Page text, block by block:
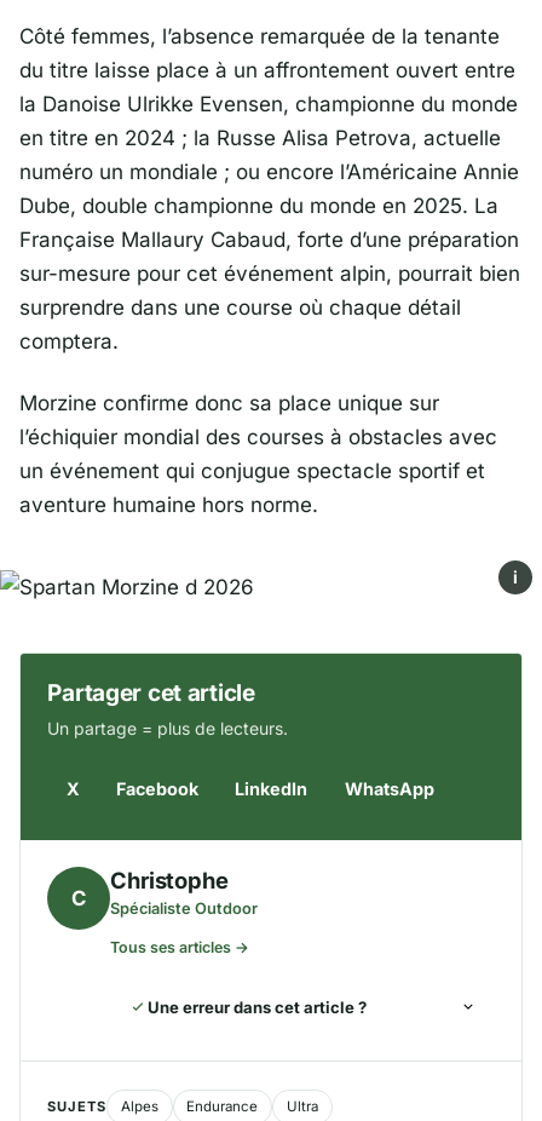
Côté femmes, l’absence remarquée de la tenante
du titre laisse place à un affrontement ouvert entre
la Danoise Ulrikke Evensen, championne du monde
en titre en 2024 ; la Russe Alisa Petrova, actuelle
numéro un mondiale ; ou encore l’Américaine Annie
Dube, double championne du monde en 2025. La
Française Mallaury Cabaud, forte d’une préparation
sur-mesure pour cet événement alpin, pourrait bien
surprendre dans une course où chaque détail
comptera.
Morzine confirme donc sa place unique sur
l’échiquier mondial des courses à obstacles avec
un événement qui conjugue spectacle sportif et
aventure humaine hors norme.
i
Partager cet article
Un partage = plus de lecteurs.
X Facebook LinkedIn WhatsApp
C
Christophe
Spécialiste Outdoor
Tous ses articles →
Une erreur dans cet article ?
SUJETS Alpes Endurance Ultra